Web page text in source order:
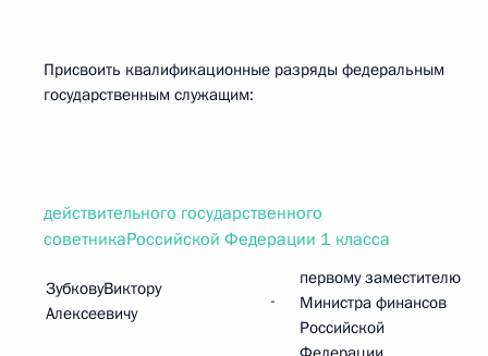
Присвоить квалификационные разряды федеральным
государственным служащим:
действительного государственного
советникаРоссийской Федерации 1 класса
ЗубковуВиктору
Алексеевичу
-
первому заместителю
Министра финансов
Российской